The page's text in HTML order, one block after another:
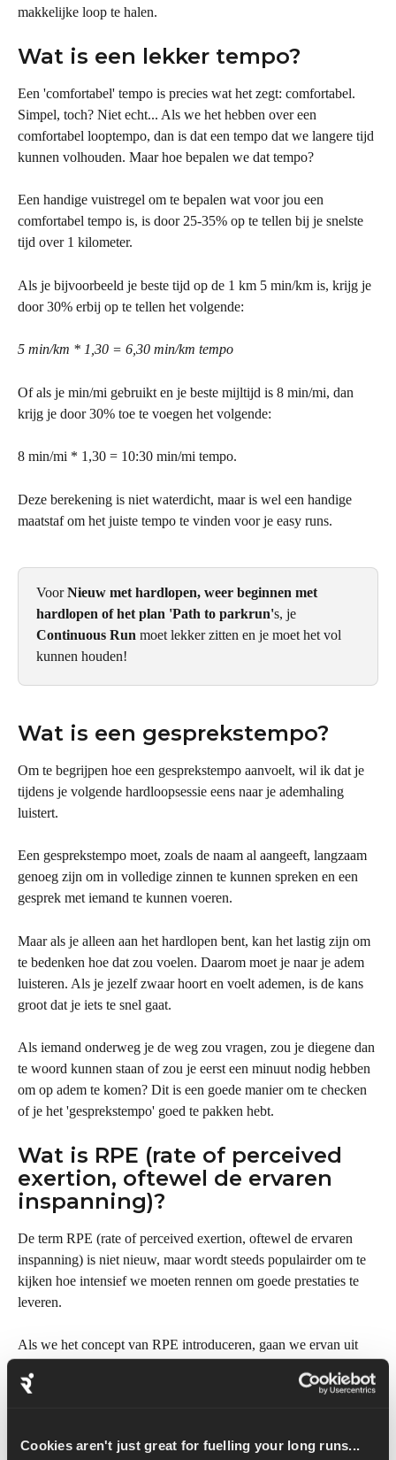
Cookies aren't just great for fuelling your long runs...
makkelijke loop te halen.
Wat is een lekker tempo?
Een 'comfortabel' tempo is precies wat het zegt: comfortabel.
Simpel, toch? Niet echt... Als we het hebben over een
comfortabel looptempo, dan is dat een tempo dat we langere tijd
kunnen volhouden. Maar hoe bepalen we dat tempo?
Een handige vuistregel om te bepalen wat voor jou een
comfortabel tempo is, is door 25-35% op te tellen bij je snelste
tijd over 1 kilometer.
Als je bijvoorbeeld je beste tijd op de 1 km 5 min/km is, krijg je
door 30% erbij op te tellen het volgende:
5 min/km * 1,30 = 6,30 min/km tempo
Of als je min/mi gebruikt en je beste mijltijd is 8 min/mi, dan
krijg je door 30% toe te voegen het volgende:
8 min/mi * 1,30 = 10:30 min/mi tempo.
Deze berekening is niet waterdicht, maar is wel een handige
maatstaf om het juiste tempo te vinden voor je easy runs.
Voor Nieuw met hardlopen, weer beginnen met
hardlopen of het plan 'Path to parkrun's, je
Continuous Run moet lekker zitten en je moet het vol
kunnen houden!
Wat is een gesprekstempo?
Om te begrijpen hoe een gesprekstempo aanvoelt, wil ik dat je
tijdens je volgende hardloopsessie eens naar je ademhaling
luistert.
Een gesprekstempo moet, zoals de naam al aangeeft, langzaam
genoeg zijn om in volledige zinnen te kunnen spreken en een
gesprek met iemand te kunnen voeren.
Maar als je alleen aan het hardlopen bent, kan het lastig zijn om
te bedenken hoe dat zou voelen. Daarom moet je naar je adem
luisteren. Als je jezelf zwaar hoort en voelt ademen, is de kans
groot dat je iets te snel gaat.
Als iemand onderweg je de weg zou vragen, zou je diegene dan
te woord kunnen staan of zou je eerst een minuut nodig hebben
om op adem te komen? Dit is een goede manier om te checken
of je het 'gesprekstempo' goed te pakken hebt.
Wat is RPE (rate of perceived
exertion, oftewel de ervaren
inspanning)?
De term RPE (rate of perceived exertion, oftewel de ervaren
inspanning) is niet nieuw, maar wordt steeds populairder om te
kijken hoe intensief we moeten rennen om goede prestaties te
leveren.
Als we het concept van RPE introduceren, gaan we ervan uit
we het verschil tussen intensiteiten kunnen herkennen.
makkelijke looppartijen, en eigenlijk alle andere runs, te meten,